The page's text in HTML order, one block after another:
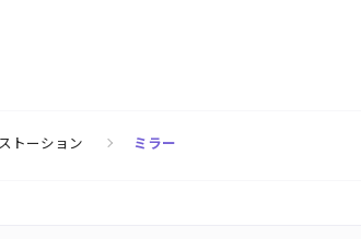
トーション ミラー